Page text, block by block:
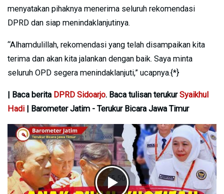
menyatakan pihaknya menerima seluruh rekomendasi
DPRD dan siap menindaklanjutinya.
“Alhamdulillah, rekomendasi yang telah disampaikan kita
terima dan akan kita jalankan dengan baik. Saya minta
seluruh OPD segera menindaklanjuti,” ucapnya.{*}
| Baca berita DPRD Sidoarjo. Baca tulisan terukurSyaikhul
Hadi | Barometer Jatim - Terukur Bicara Jawa Timur